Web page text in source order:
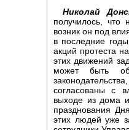
Николай
получилось,
возник он под
в последние
акций протеста
этих движений
может быть
согласованы с
выходе из дома
празднования
этих людей уже